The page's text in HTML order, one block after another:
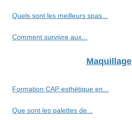
Quels sont les meilleurs spas...
Comment survivre aux...
Maquillage
Formation CAP esthétique en...
Que sont les palettes de...